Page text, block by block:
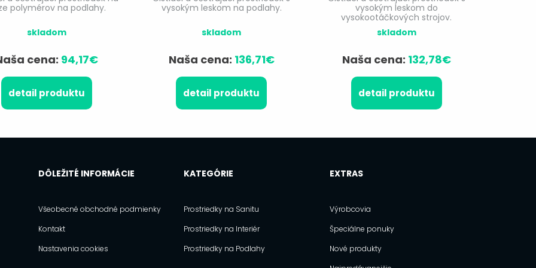
polymérov na podlahy.
skladom
cena: 94,17€
detail produktu
vysokým leskom na podlahy.
skladom
Naša cena: 136,71€
detail produktu
vysokým leskom do
vysokootáčkových strojov.
skladom
Naša cena: 132,78€
detail produktu
DÔLEŽITÉ INFORMÁCIE
Všeobecné obchodné podmienky
Kontakt
Nastavenia cookies
KATEGÓRIE
Prostriedky na Sanitu
Prostriedky na Interiér
Prostriedky na Podlahy
EXTRAS
Výrobcovia
Špeciálne ponuky
Nové produkty